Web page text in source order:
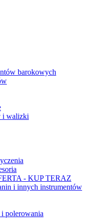
barokowych
i walizki
- KUP TERAZ
i innych instrumentów
polerowania